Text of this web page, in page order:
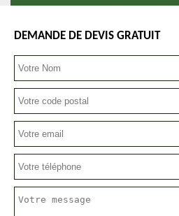
DEMANDE DE DEVIS GRATUIT